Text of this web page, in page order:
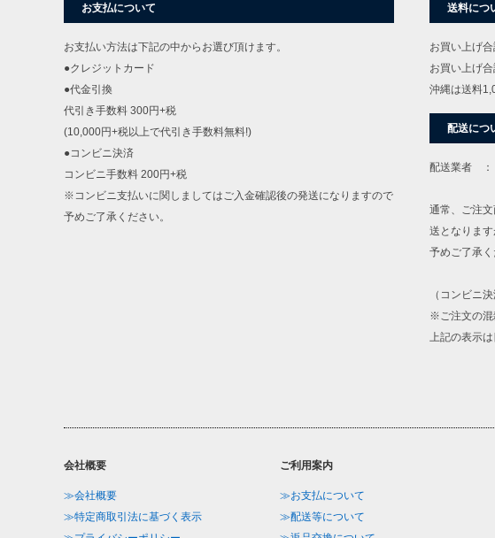
お支払について
お支払い方法は下記の中からお選び頂けます。
●クレジットカード
●代金引換
代引き手数料 300円+税
(10,000円+税以上で代引き手数料無料!)
●コンビニ決済
コンビニ手数料 200円+税
※コンビニ支払いに関しましてはご入金確認後の発送になりますので
予めご了承ください。
送料につ
お買い上げ
お買い上げ
沖縄は送料
配送につ
配送業者
通常、ご注
送となりま
予めご了承く
（コンビニ
※ご注文の混
上記の表示
会社概要
≫会社概要
≫特定商取引法に基づく表示
ご利用案内
≫お支払について
≫配送等について